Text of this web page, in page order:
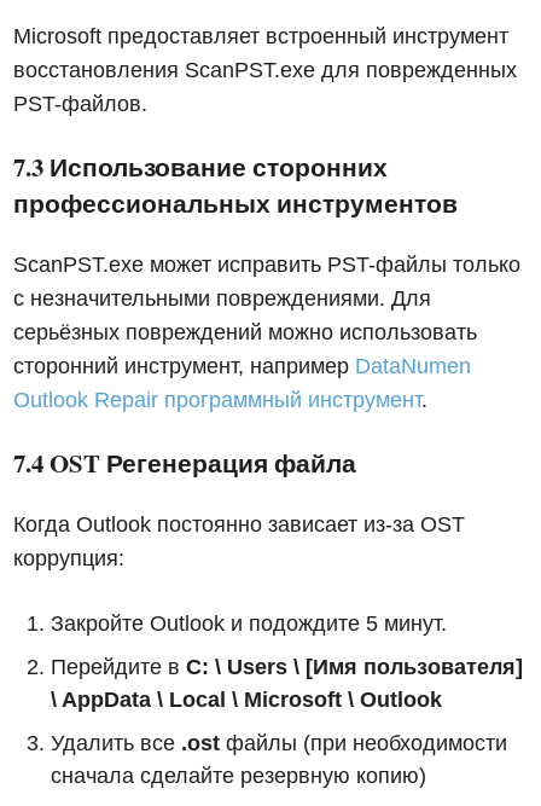
Microsoft предоставляет встроенный инструмент
восстановления ScanPST.exe для поврежденных
PST-файлов.
7.3 Использование сторонних
профессиональных инструментов
ScanPST.exe может исправить PST-файлы только
с незначительными повреждениями. Для
серьёзных повреждений можно использовать
сторонний инструмент, например DataNumen
Outlook Repair программный инструмент.
7.4 OST Регенерация файла
Когда Outlook постоянно зависает из-за OST
коррупция:
Закройте Outlook и подождите 5 минут.
Перейдите вC: \ Users \ [Имя пользователя]
\ AppData \ Local \ Microsoft \ Outlook
Удалить все .ost файлы (при необходимости
сначала сделайте резервную копию)